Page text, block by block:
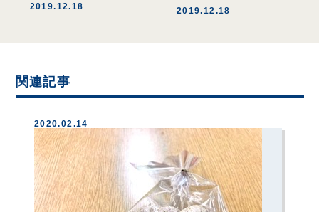
2019.12.18 2019.12.18
関連記事
2020.02.14